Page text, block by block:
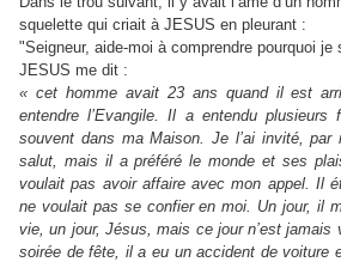
squelette qui criait à JESUS en pleurant :
"Seigneur, aide-moi à comprendre pourquoi je
JESUS me dit :
« cet homme avait 23 ans quand il est
entendre l’Evangile. Il a entendu
souvent dans ma Maison. Je l’ai invité,
salut, mais il a préféré le monde et ses
voulait pas avoir affaire avec mon appel. Il
ne voulait pas se confier en moi. Un jour, il
vie, un jour, Jésus, mais ce jour n’est jamais
soirée de fête, il a eu un accident de voiture